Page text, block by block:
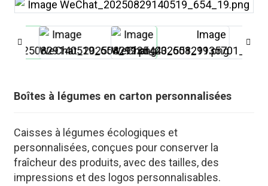
Boîtes à légumes en carton personnalisées
Caisses à légumes écologiques et
personnalisées, conçues pour conserver la
fraîcheur des produits, avec des tailles, des
impressions et des logos personnalisables.